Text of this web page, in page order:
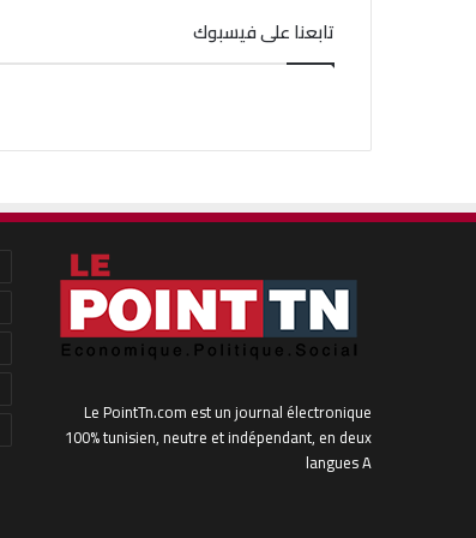
تابعنا على فيسبوك
Le PointTn.com est un journal électronique
100% tunisien, neutre et indépendant, en deux
langues A